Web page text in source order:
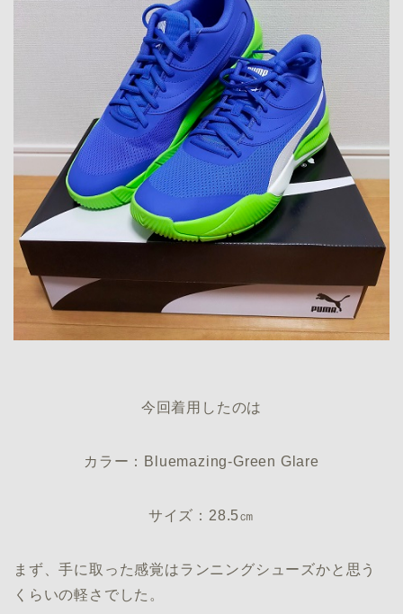
今回着用したのは
カラー：Bluemazing-Green Glare
サイズ：28.5㎝
まず、手に取った感覚はランニングシューズかと思う
くらいの軽さでした。